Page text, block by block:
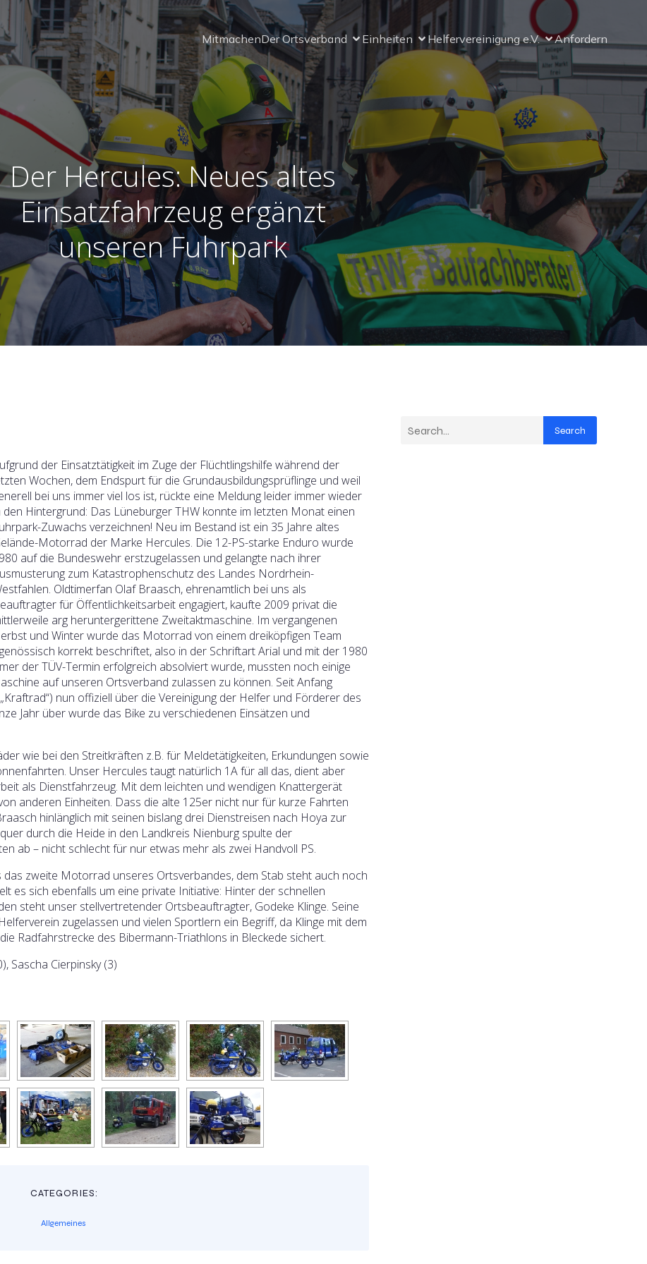
MitmachenDer Ortsverband Einheiten Helfervereinigung e.V. Anfordern
Der Hercules: Neues altes
Einsatzfahrzeug ergänzt
unseren Fuhrpark
der Einsatztätigkeit im Zuge der Flüchtlingshilfe während der
Wochen, dem Endspurt für die Grundausbildungsprüflinge und weil
bei uns immer viel los ist, rückte eine Meldung leider immer wieder
den Hintergrund: Das Lüneburger THW konnte im letzten Monat einen
Zuwachs verzeichnen! Neu im Bestand ist ein 35 Jahre altes
Motorrad der Marke Hercules. Die 12-PS-starke Enduro wurde
auf die Bundeswehr erstzugelassen und gelangte nach ihrer
zum Katastrophenschutz des Landes Nordrhein-
Oldtimerfan Olaf Braasch, ehrenamtlich bei uns als
für Öffentlichkeitsarbeit engagiert, kaufte 2009 privat die
arg heruntergerittene Zweitaktmaschine. Im vergangenen
und Winter wurde das Motorrad von einem dreiköpfigen Team
korrekt beschriftet, also in der Schriftart Arial und mit der 1980
der TÜV-Termin erfolgreich absolviert wurde, mussten noch einige
auf unseren Ortsverband zulassen zu können. Seit Anfang
nun offiziell über die Vereinigung der Helfer und Förderer des
Jahr über wurde das Bike zu verschiedenen Einsätzen und
wie bei den Streitkräften z.B. für Meldetätigkeiten, Erkundungen sowie
Unser Hercules taugt natürlich 1A für all das, dient aber
als Dienstfahrzeug. Mit dem leichten und wendigen Knattergerät
anderen Einheiten. Dass die alte 125er nicht nur für kurze Fahrten
hinlänglich mit seinen bislang drei Dienstreisen nach Hoya zur
durch die Heide in den Landkreis Nienburg spulte der
ab – nicht schlecht für nur etwas mehr als zwei Handvoll PS.
zweite Motorrad unseres Ortsverbandes, dem Stab steht auch noch
es sich ebenfalls um eine private Initiative: Hinter der schnellen
steht unser stellvertretender Ortsbeauftragter, Godeke Klinge. Seine
zugelassen und vielen Sportlern ein Begriff, da Klinge mit dem
Radfahrstrecke des Bibermann-Triathlons in Bleckede sichert.
Sascha Cierpinsky (3)
CATEGORIES:
Allgemeines
Search